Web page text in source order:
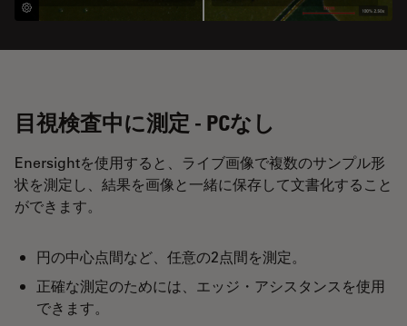
目視検査中に測定 - PCなし
Enersightを使用すると、ライブ画像で複数のサンプル形
状を測定し、結果を画像と一緒に保存して文書化すること
ができます。
円の中心点間など、任意の2点間を測定。
正確な測定のためには、エッジ・アシスタンスを使用
できます。